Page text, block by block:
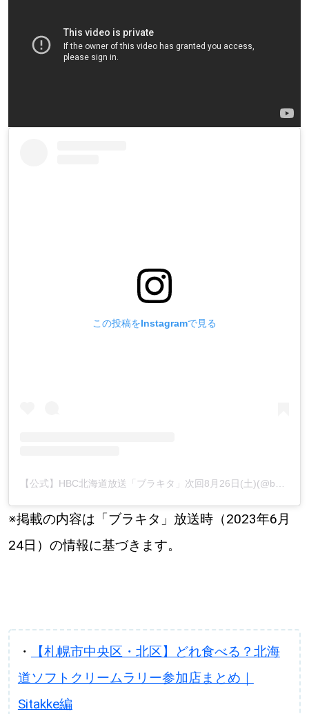
この投稿をInstagramで見る
※掲載の内容は「ブラキタ」放送時（2023年6月
24日）の情報に基づきます。
・
【札幌市中央区・北区】どれ食べる？北海
道ソフトクリームラリー参加店まとめ｜
Sitakke編